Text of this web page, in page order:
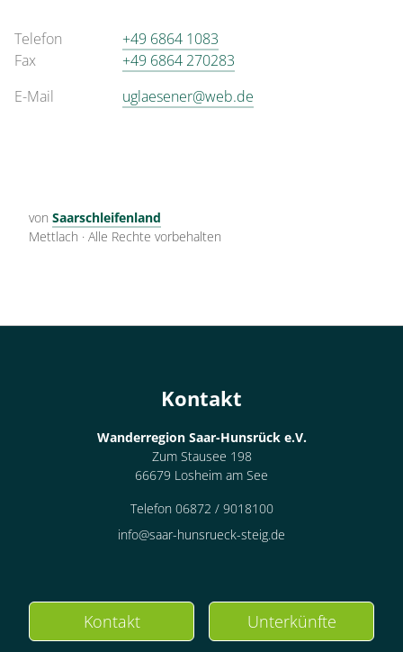
Telefon
+49 6864 1083
Fax
+49 6864 270283
E-Mail
uglaesener@web.de
von Saarschleifenland
Mettlach · Alle Rechte vorbehalten
Kontakt
Wanderregion Saar-Hunsrück e.V.
Zum Stausee 198
66679 Losheim am See
Telefon 06872 / 9018100
info@saar-hunsrueck-steig.de
Kontakt Unterkünfte